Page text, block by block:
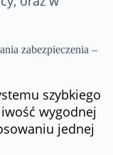
zabezpieczenia –
szybkiego
wygodnej
jednej